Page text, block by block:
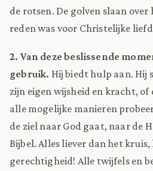
de rotsen. De golven slaan over
reden was voor Christelijke
2. Van deze beslissende
gebruik. Hij biedt hulp aan. Hij
zijn eigen wijsheid en kracht, of
alle mogelijke manieren
de ziel naar God gaat, naar de
Bijbel. Alles liever dan het kruis,
gerechtigheid! Alle twijfels en